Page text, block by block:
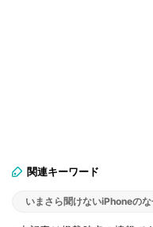
関連キーワード
いまさら聞けないiPhoneの